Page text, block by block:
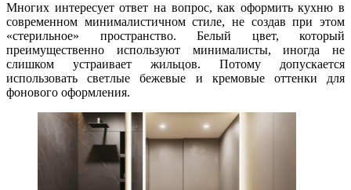
Многих интересует ответ на вопрос, как оформить кухню в
современном минималистичном стиле, не создав при этом
«стерильное» пространство. Белый цвет, который
преимущественно используют минималисты, иногда не
слишком устраивает жильцов. Потому допускается
использовать светлые бежевые и кремовые оттенки для
фонового оформления.